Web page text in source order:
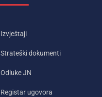
Izvještaji
Strateški dokumenti
Odluke JN
Registar ugovora